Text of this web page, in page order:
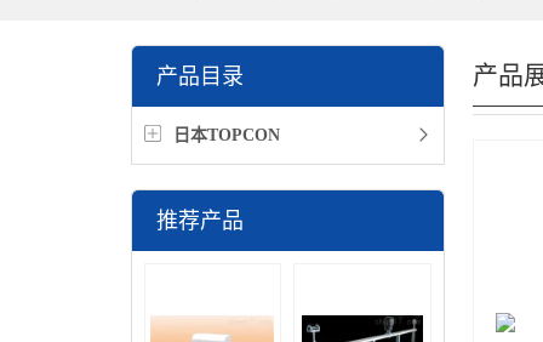
产品目录
日本TOPCON
推荐产品
产品